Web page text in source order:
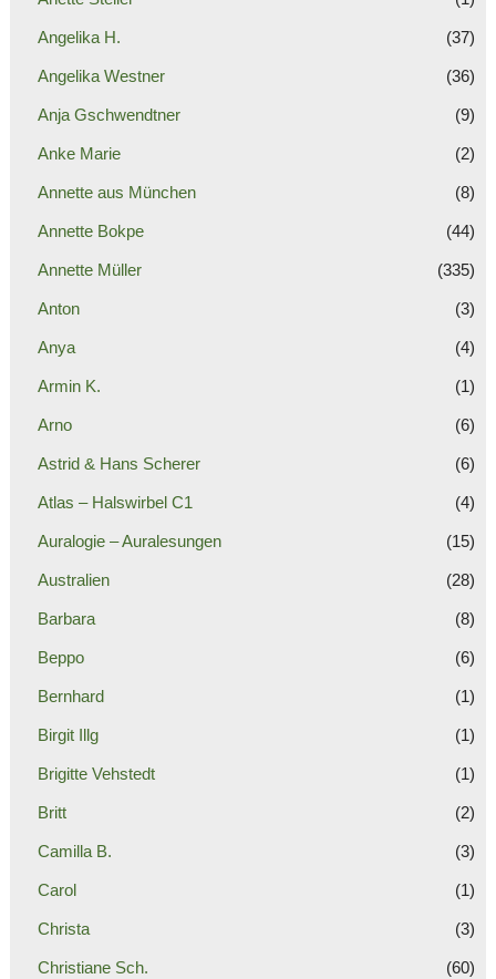
Angelika H. (37)
Angelika Westner (36)
Anja Gschwendtner (9)
Anke Marie (2)
Annette aus München (8)
Annette Bokpe (44)
Annette Müller (335)
Anton (3)
Anya (4)
Armin K. (1)
Arno (6)
Astrid & Hans Scherer (6)
Atlas – Halswirbel C1 (4)
Auralogie – Auralesungen (15)
Australien (28)
Barbara (8)
Beppo (6)
Bernhard (1)
Birgit Illg (1)
Brigitte Vehstedt (1)
Britt (2)
Camilla B. (3)
Carol (1)
Christa (3)
Christiane Sch. (60)